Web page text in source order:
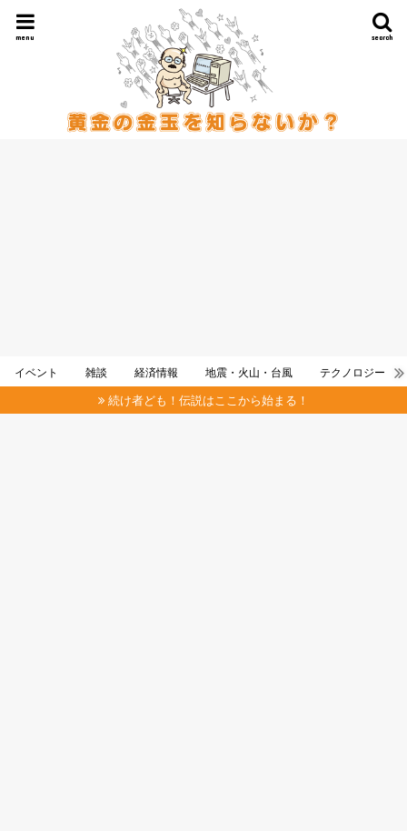
search
menu
イベント 雑談 経済情報 地震・火山・台風 テクノロジー
続け者ども！伝説はここから始まる！